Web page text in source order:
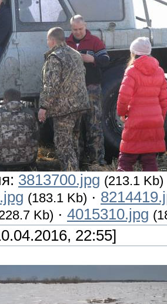
3813700.jpg (213.1 Kb)
(183.1 Kb) ·
Kb) · 4015310.jpg
22:55]